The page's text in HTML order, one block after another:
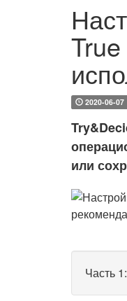
2020-06-07
или
Часть 1: